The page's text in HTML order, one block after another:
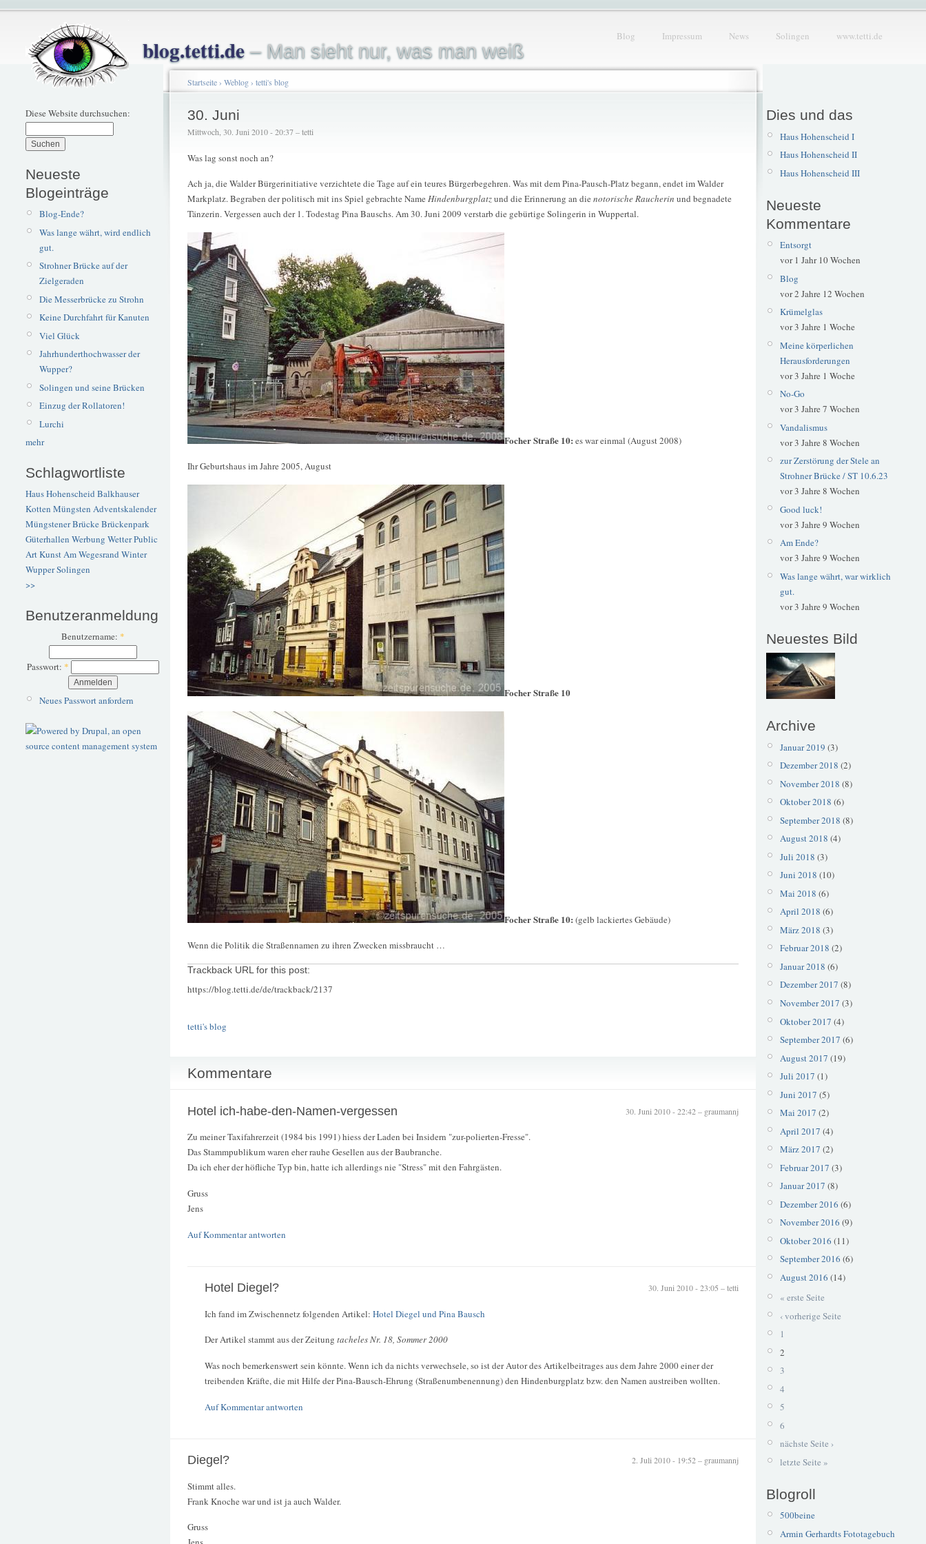
blog.tetti.de– Man sieht nur, was man weiß
Blog Impressum News Solingen www.tetti.de
Diese Website durchsuchen:
Neueste
Blogeinträge
Blog-Ende?
Was lange währt, wird endlich
gut.
Strohner Brücke auf der
Zielgeraden
Die Messerbrücke zu Strohn
Keine Durchfahrt für Kanuten
Viel Glück
Jahrhunderthochwasser der
Wupper?
Solingen und seine Brücken
Einzug der Rollatoren!
Lurchi
mehr
Schlagwortliste
Haus Hohenscheid Balkhauser
Kotten Müngsten Adventskalender
Müngstener BrückeBrückenpark
Güterhallen Werbung WetterPublic
ArtKunstAm Wegesrand Winter
WupperSolingen
>>
Benutzeranmeldung
Benutzername: *
Passwort: *
Neues Passwort anfordern
Startseite› Weblog› tetti's blog
30. Juni
Mittwoch, 30. Juni 2010 - 20:37 – tetti
Was lag sonst noch an?
Ach ja, die Walder Bürgerinitiative verzichtete die Tage auf ein teures Bürgerbegehren. Was mit dem Pina-Pausch-Platz begann, endet im Walder
Markplatz. Begraben der politisch mit ins Spiel gebrachte Name Hindenburgplatzund die Erinnerung an die notorische Raucherin und begnadete
Tänzerin. Vergessen auch der 1. Todestag Pina Bauschs. Am 30. Juni 2009 verstarb die gebürtige Solingerin in Wuppertal.
Focher Straße 10: es war einmal (August 2008)
Ihr Geburtshaus im Jahre 2005, August
Focher Straße 10
Focher Straße 10: (gelb lackiertes Gebäude)
Wenn die Politik die Straßennamen zu ihren Zwecken missbraucht …
Trackback URL for this post:
https://blog.tetti.de/de/trackback/2137
tetti's blog
Kommentare
30. Juni 2010 - 22:42 – graumannj
Hotel ich-habe-den-Namen-vergessen
Zu meiner Taxifahrerzeit (1984 bis 1991) hiess der Laden bei Insidern "zur-polierten-Fresse".
Das Stammpublikum waren eher rauhe Gesellen aus der Baubranche.
Da ich eher der höfliche Typ bin, hatte ich allerdings nie "Stress" mit den Fahrgästen.
Gruss
Jens
Auf Kommentar antworten
30. Juni 2010 - 23:05 – tetti
Hotel Diegel?
Ich fand im Zwischennetz folgenden Artikel: Hotel Diegel und Pina Bausch
Der Artikel stammt aus der Zeitung tacheles Nr. 18, Sommer 2000
Was noch bemerkenswert sein könnte. Wenn ich da nichts verwechsele, so ist der Autor des Artikelbeitrages aus dem Jahre 2000 einer der
treibenden Kräfte, die mit Hilfe der Pina-Bausch-Ehrung (Straßenumbenennung) den Hindenburgplatz bzw. den Namen austreiben wollten.
Auf Kommentar antworten
2. Juli 2010 - 19:52 – graumannj
Diegel?
Stimmt alles.
Frank Knoche war und ist ja auch Walder.
Gruss
Dies und das
Haus Hohenscheid I
Haus Hohenscheid II
Haus Hohenscheid III
Neueste
Kommentare
Entsorgt
vor 1 Jahr 10 Wochen
Blog
vor 2 Jahre 12 Wochen
Krümelglas
vor 3 Jahre 1 Woche
Meine körperlichen
Herausforderungen
vor 3 Jahre 1 Woche
No-Go
vor 3 Jahre 7 Wochen
Vandalismus
vor 3 Jahre 8 Wochen
zur Zerstörung der Stele an
Strohner Brücke / ST 10.6.23
vor 3 Jahre 8 Wochen
Good luck!
vor 3 Jahre 9 Wochen
Am Ende?
vor 3 Jahre 9 Wochen
Was lange währt, war wirklich
gut.
vor 3 Jahre 9 Wochen
Neuestes Bild
Archive
Januar 2019 (3)
Dezember 2018 (2)
November 2018 (8)
Oktober 2018 (6)
September 2018 (8)
August 2018 (4)
Juli 2018 (3)
Juni 2018 (10)
Mai 2018 (6)
April 2018 (6)
März 2018 (3)
Februar 2018 (2)
Januar 2018 (6)
Dezember 2017 (8)
November 2017 (3)
Oktober 2017 (4)
September 2017 (6)
August 2017 (19)
Juli 2017 (1)
Juni 2017 (5)
Mai 2017 (2)
April 2017 (4)
März 2017 (2)
Februar 2017 (3)
Januar 2017 (8)
Dezember 2016 (6)
November 2016 (9)
Oktober 2016 (11)
September 2016 (6)
August 2016 (14)
« erste Seite
‹ vorherige Seite
1
2
3
4
5
6
nächste Seite ›
letzte Seite »
Blogroll
500beine
Armin Gerhardts Fototagebuch